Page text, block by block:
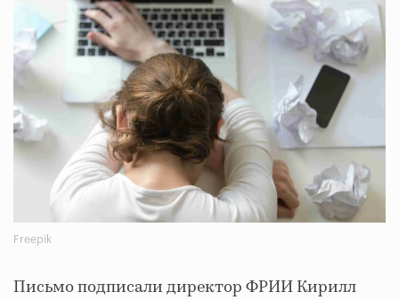
Freepik
Письмо подписали директор ФРИИ Кирилл